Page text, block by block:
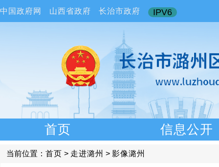
中国政府网 山西省政府 长治市政府 IPV6
首页 信息公开
当前位置： 首页 > 走进潞州 > 影像潞州